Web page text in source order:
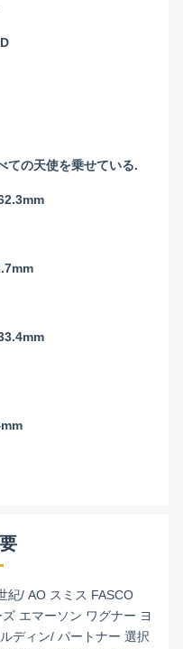
ての天使を乗せている.
紀/ AO スミス FASCO
エマーソン ワグナー ヨ
ディン/ パートナー 選択